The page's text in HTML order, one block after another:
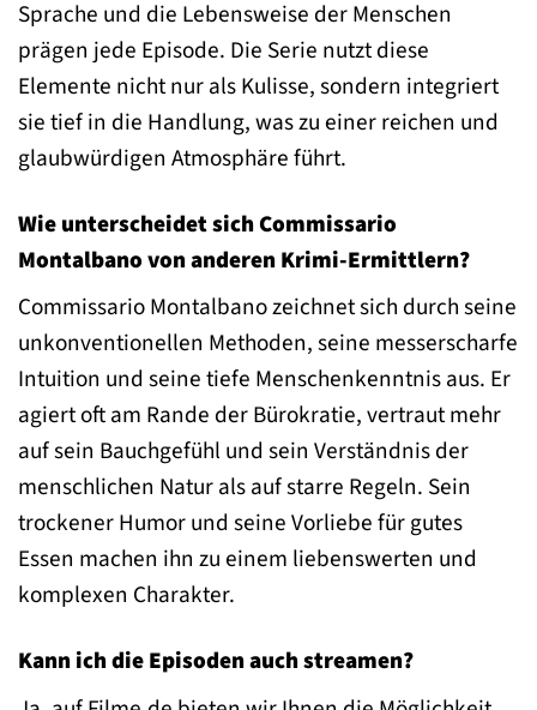
Sprache und die Lebensweise der Menschen
prägen jede Episode. Die Serie nutzt diese
Elemente nicht nur als Kulisse, sondern integriert
sie tief in die Handlung, was zu einer reichen und
glaubwürdigen Atmosphäre führt.
Wie unterscheidet sich Commissario
Montalbano von anderen Krimi-Ermittlern?
Commissario Montalbano zeichnet sich durch seine
unkonventionellen Methoden, seine messerscharfe
Intuition und seine tiefe Menschenkenntnis aus. Er
agiert oft am Rande der Bürokratie, vertraut mehr
auf sein Bauchgefühl und sein Verständnis der
menschlichen Natur als auf starre Regeln. Sein
trockener Humor und seine Vorliebe für gutes
Essen machen ihn zu einem liebenswerten und
komplexen Charakter.
Kann ich die Episoden auch streamen?